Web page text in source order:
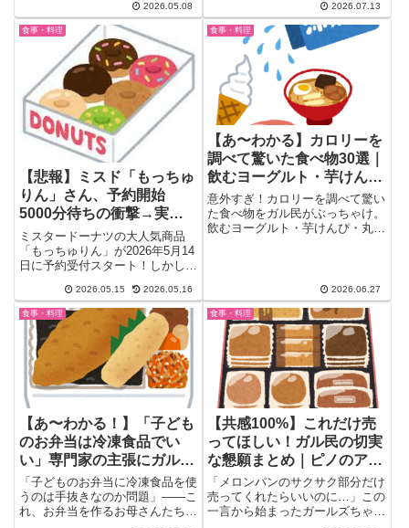
2026.05.08
25選を厳選。買って後悔した商
品や原産国の見分け方といった注
意点まで徹底まとめ。次の買い物
リストにそのまま使えるリアルな
声を紹介します。
2026.07.13
食事・料理
【悲報】ミスド「もっちゅ
りん」さん、予約開始
5000分待ちの衝撃→実食
ガル民「そこまでの物
か…」
ミスタードーナツの大人気商品
「もっちゅりん」が2026年5月14
日に予約受付スタート！しかし予
2026.05.15 2026.05.16
食事・料理
【あ〜わかる】カロリーを
調べて驚いた食べ物30選｜
飲むヨーグルト・芋けん
ぴ・かき揚げ、意外すぎる
数字にガル民絶句
意外すぎ！カロリーを調べて驚い
た食べ物をガル民がぶっちゃけ。
飲むヨーグルト・芋けんぴ・丸亀
必見、知らずに食べてた高カロリ
ー食品の真実。
2026.06.27
食事・料理
【あ〜わかる！】「子ども
のお弁当は冷凍食品でい
い」専門家の主張にガル民
の反応は？｜高い・外国
産・飽きる問題も
「子どものお弁当に冷凍食品を使
うのは手抜きなのか問題」——こ
れ、お弁当を作るお母さんたちが
食事・料理
【共感100%】これだけ売
ってほしい！ガル民の切実
な懇願まとめ｜ピノのアー
モンド・雪見の皮・ビキニ
上下別
「メロンパンのサクサク部分だけ
売ってくれたらいいのに…」この
一言から始まったガールズちゃん